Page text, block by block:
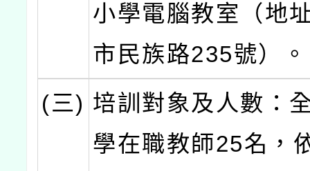
小學電腦教室（地
市民族路235號）。
(三) 培訓對象及人數：
學在職教師25名，